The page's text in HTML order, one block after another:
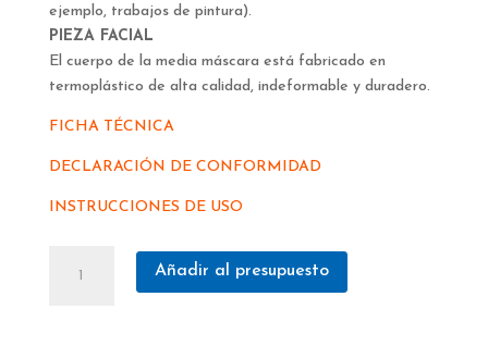
ejemplo, trabajos de pintura).
PIEZA FACIAL
El cuerpo de la media máscara está fabricado en
termoplástico de alta calidad, indeformable y duradero.
FICHA TÉCNICA
DECLARACIÓN DE CONFORMIDAD
INSTRUCCIONES DE USO
Añadir al presupuesto